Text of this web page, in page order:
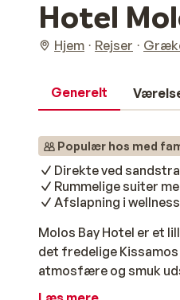
Hotel
Hjem Rejser
Generelt
Populær hos med
Direkte ved
Rummelige suiter
Afslapning i
Molos Bay Hotel er et
det fredelige
atmosfære og smuk
mulighed for